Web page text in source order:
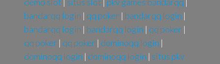
bandarqq login | qq poker | bandarqq login |
bandarqq login | bandarqq login | qq poker |
qq poker | qq poker | dominoqq login |
dominoqq login | dominoqq login | situs pkv